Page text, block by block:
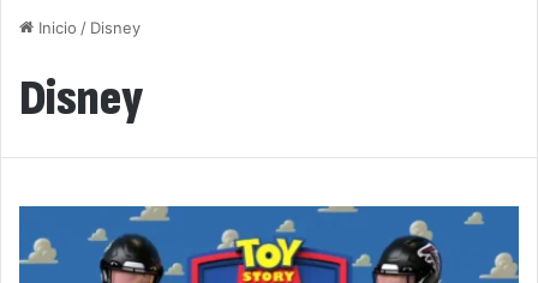
Inicio / Disney
Disney